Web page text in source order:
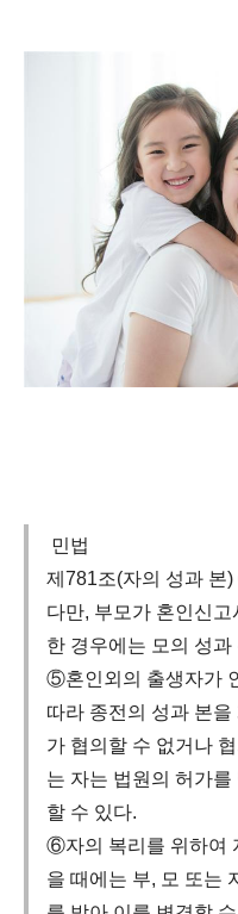
민법
제781조(자의 성과 본
다만, 부모가 혼인신
한 경우에는 모의 성과
⑤혼인외의 출생자가
따라 종전의 성과 본을
가 협의할 수 없거나
는 자는 법원의 허가
할 수 있다.
⑥자의 복리를 위하여
을 때에는 부, 모 또는